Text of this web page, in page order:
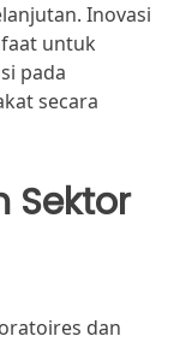
Inovasi
untuk
pada
secara
Sektor
dan